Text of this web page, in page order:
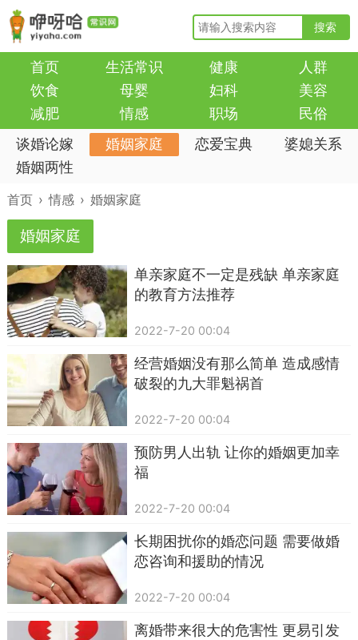
搜索
首页 生活常识 健康
人群
饮食
母婴 妇科
美容
减肥
情感 职场
民俗
谈婚论嫁
婚姻家庭 恋爱宝典
婆媳关系
婚姻两性
首页 › 情感 › 婚姻家庭
婚姻家庭
单亲家庭不一定是残缺 单亲家庭
的教育方法推荐
2022-7-20 00:04
经营婚姻没有那么简单 造成感情
破裂的九大罪魁祸首
2022-7-20 00:04
预防男人出轨 让你的婚姻更加幸
福
2022-7-20 00:04
长期困扰你的婚恋问题 需要做婚
恋咨询和援助的情况
2022-7-20 00:04
离婚带来很大的危害性 更易引发